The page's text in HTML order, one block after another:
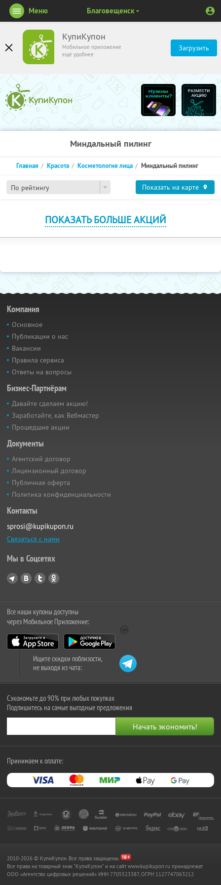
КупиКупон
Мобильное приложение
ещё удобнее
Загрузить
Меню Благовещенск
Миндальный пилинг
По рейтингу
Главная Красота Косметология лица Миндальный пилинг
Показать на карте
ПОКАЗАТЬ БОЛЬШЕ АКЦИЙ
Компания
Основное
Публикации о нас
Вакансии
Правила сервиса
Ответы на вопросы
Бизнес-Партнёрам
Давайте сделаем акцию!
Заработайте, как Вебмастер
Прошедшие акции
Документы
Агентский договор
Лицензионный договор
Публичная оферта
Политика конфиденциальности
Контакты
sprosi@kupikupon.ru
Связаться с нами
Мы в Соцсетях
Все наши купоны доступны
через Мобильное Приложение:
Ищите скидки поблизости,
не выходя из чата:
Сэкономьте до 90% при любых покупках
Подпишитесь на самые выгодные предложения
Принимаем к оплате:
2010-2026 © КупиКупон. Все права защищены.
Все права на товарный знак "КупиКупон" и на сайт www.kupikupon.ru принадлежат
OOO «Агентство цифровых решений» ИНН 7705523387, ОГРН 1127747063212